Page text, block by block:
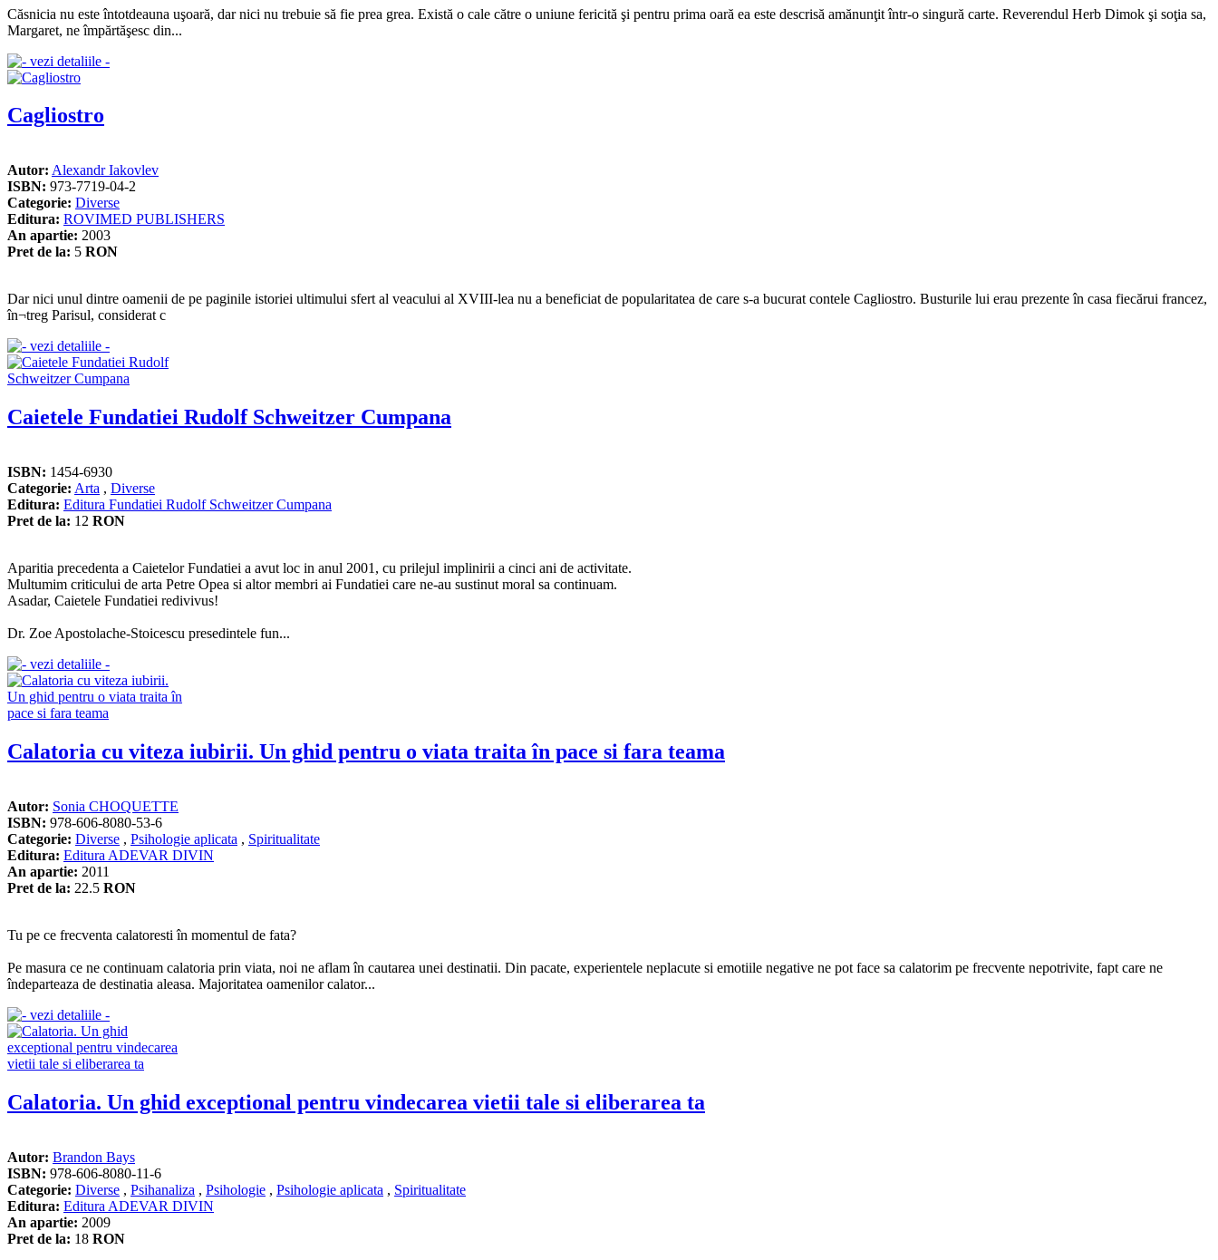
Căsnicia nu este întotdeauna uşoară, dar nici nu trebuie să fie prea grea. Există o cale către o uniune fericită şi pentru prima oară ea este descrisă amănunţit într-o singură carte. Reverendul Herb Dimok şi soţia sa,
Margaret, ne împărtăşesc din...
Cagliostro
Autor: Alexandr Iakovlev
ISBN: 973-7719-04-2
Categorie: Diverse
Editura: ROVIMED PUBLISHERS
An apartie: 2003
Pret de la: 5 RON
Dar nici unul dintre oamenii de pe paginile istoriei ultimului sfert al veacului al XVIII-lea nu a beneficiat de popularitatea de care s-a bucurat contele Cagliostro. Busturile lui erau prezente în casa fiecărui francez,
în¬treg Parisul, considerat c
Caietele Fundatiei Rudolf Schweitzer Cumpana
ISBN: 1454-6930
Categorie: Arta , Diverse
Editura: Editura Fundatiei Rudolf Schweitzer Cumpana
Pret de la: 12 RON
Aparitia precedenta a Caietelor Fundatiei a avut loc in anul 2001, cu prilejul implinirii a cinci ani de activitate.
Multumim criticului de arta Petre Opea si altor membri ai Fundatiei care ne-au sustinut moral sa continuam.
Asadar, Caietele Fundatiei redivivus!
Dr. Zoe Apostolache-Stoicescu presedintele fun...
Calatoria cu viteza iubirii. Un ghid pentru o viata traita în pace si fara teama
Autor: Sonia CHOQUETTE
ISBN: 978-606-8080-53-6
Categorie: Diverse , Psihologie aplicata , Spiritualitate
Editura: Editura ADEVAR DIVIN
An apartie: 2011
Pret de la: 22.5 RON
Tu pe ce frecventa calatoresti în momentul de fata?
Pe masura ce ne continuam calatoria prin viata, noi ne aflam în cautarea unei destinatii. Din pacate, experientele neplacute si emotiile negative ne pot face sa calatorim pe frecvente nepotrivite, fapt care ne
îndeparteaza de destinatia aleasa. Majoritatea oamenilor calator...
Calatoria. Un ghid exceptional pentru vindecarea vietii tale si eliberarea ta
Autor: Brandon Bays
ISBN: 978-606-8080-11-6
Categorie: Diverse , Psihanaliza , Psihologie , Psihologie aplicata , Spiritualitate
Editura: Editura ADEVAR DIVIN
An apartie: 2009
Pret de la: 18 RON